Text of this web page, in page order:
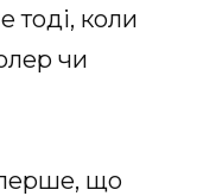
тоді, коли
чи
перше, що